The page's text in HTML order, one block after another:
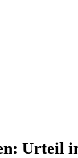
Urteil